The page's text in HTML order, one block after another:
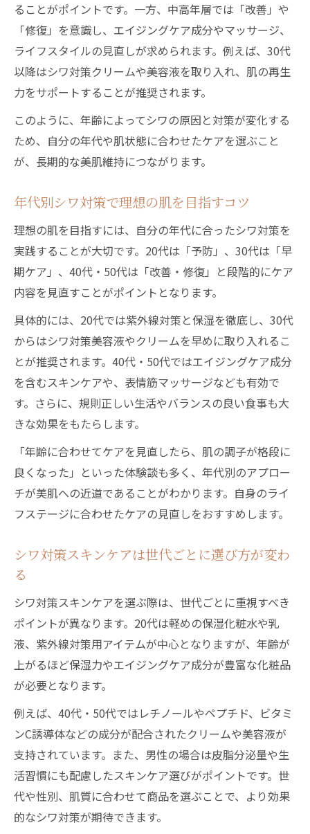
ることがポイントです。一方、中高年層では「改善」や
「修復」を意識し、エイジングケア成分やマッサージ、
ライフスタイルの見直しが求められます。例えば、30代
以降はシワ対策クリームや美容液を取り入れ、肌の再生
力をサポートすることが推奨されます。
このように、年齢によってシワの原因と対策が変化する
ため、自分の年代や肌状態に合わせたケアを選ぶこと
が、長期的な美肌維持につながります。
年代別シワ対策で理想の肌を目指すコツ
理想の肌を目指すには、自分の年代に合ったシワ対策を
実践することが大切です。20代は「予防」、30代は「早
期ケア」、40代・50代は「改善・修復」と段階的にケア
内容を見直すことがポイントとなります。
具体的には、20代では紫外線対策と保湿を徹底し、30代
からはシワ対策美容液やクリームを早めに取り入れるこ
とが推奨されます。40代・50代ではエイジングケア成分
を含むスキンケアや、表情筋マッサージなども有効で
す。さらに、規則正しい生活やバランスの良い食事も大
きな効果をもたらします。
「年齢に合わせてケアを見直したら、肌の調子が格段に
良くなった」といった体験談も多く、年代別のアプロー
チが美肌への近道であることがわかります。自身のライ
フステージに合わせたケアの見直しをおすすめします。
シワ対策スキンケアは世代ごとに選び方が変わ
る
シワ対策スキンケアを選ぶ際は、世代ごとに重視すべき
ポイントが異なります。20代は軽めの保湿化粧水や乳
液、紫外線対策用アイテムが中心となりますが、年齢が
上がるほど保湿力やエイジングケア成分が豊富な化粧品
が必要となります。
例えば、40代・50代ではレチノールやペプチド、ビタミ
ンC誘導体などの成分が配合されたクリームや美容液が
支持されています。また、男性の場合は皮脂分泌量や生
活習慣にも配慮したスキンケア選びがポイントです。世
代や性別、肌質に合わせて商品を選ぶことで、より効果
的なシワ対策が期待できます。